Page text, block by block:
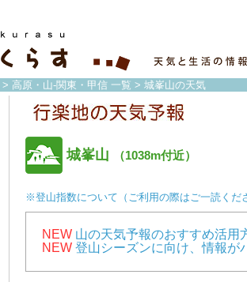
> 高原・山-関東・甲信 一覧 > 城峯山の天気
城峯山 （1038m付近）
※登山指数について（ご利用の際はご一読くだ
NEW 山の天気予報のおすすめ活用
NEW 登山シーズンに向け、情報が